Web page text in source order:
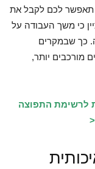
תאפשר לכם לקבל את
כי משך העבודה על
כך שבמקרים
מורכבים יותר,
לרשימת התפוצה